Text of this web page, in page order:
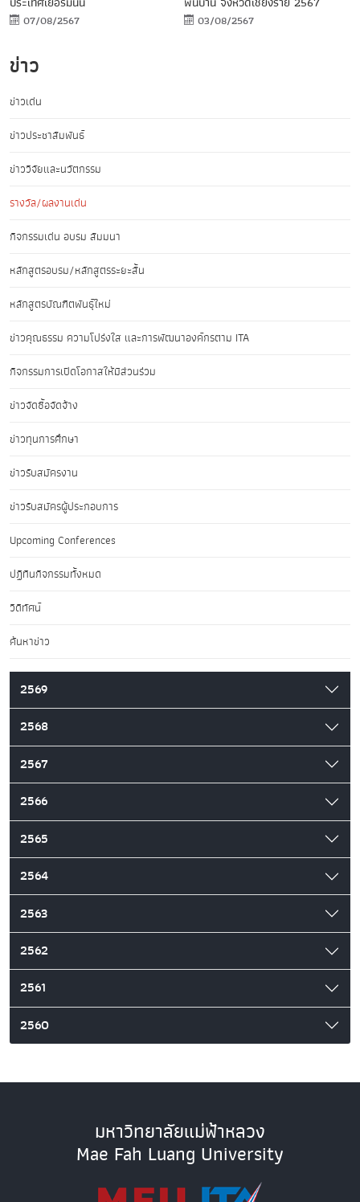
07/08/2567 03/08/2567
ข่าว
ข่าวเด่น
ข่าวประชาสัมพันธ์
ข่าววิจัยและนวัตกรรม
รางวัล/ผลงานเด่น
กิจกรรมเด่น อบรม สัมมนา
หลักสูตรอบรม/หลักสูตรระยะสั้น
หลักสูตรบัณฑิตพันธุ์ใหม่
ข่าวคุณธรรม ความโปร่งใส และการพัฒนาองค์กรตาม ITA
กิจกรรมการเปิดโอกาสให้มีส่วนร่วม
ข่าวจัดซื้อจัดจ้าง
ข่าวทุนการศึกษา
ข่าวรับสมัครงาน
ข่าวรับสมัครผู้ประกอบการ
Upcoming Conferences
ปฏิทินกิจกรรมทั้งหมด
วิดีทัศน์
ค้นหาข่าว
2569
2568
2567
2566
2565
2564
2563
2562
2561
2560
มหาวิทยาลัยแม่ฟ้าหลวง
Mae Fah Luang University